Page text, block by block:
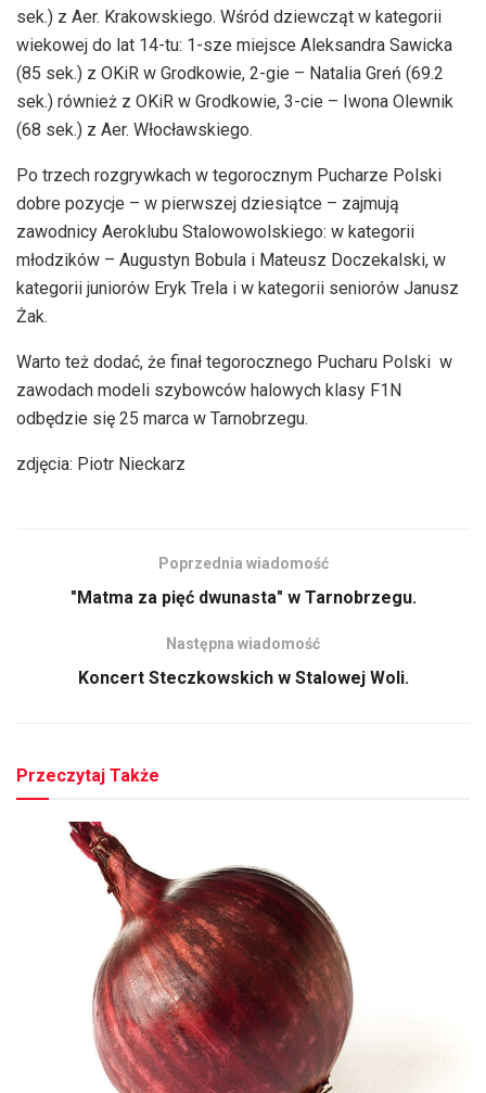
sek.) z Aer. Krakowskiego. Wśród dziewcząt w kategorii
wiekowej do lat 14-tu: 1-sze miejsce Aleksandra Sawicka
(85 sek.) z OKiR w Grodkowie, 2-gie – Natalia Greń (69.2
sek.) również z OKiR w Grodkowie, 3-cie – Iwona Olewnik
(68 sek.) z Aer. Włocławskiego.
Po trzech rozgrywkach w tegorocznym Pucharze Polski
dobre pozycje – w pierwszej dziesiątce – zajmują
zawodnicy Aeroklubu Stalowowolskiego: w kategorii
młodzików – Augustyn Bobula i Mateusz Doczekalski, w
kategorii juniorów Eryk Trela i w kategorii seniorów Janusz
Żak.
Warto też dodać, że finał tegorocznego Pucharu Polski w
zawodach modeli szybowców halowych klasy F1N
odbędzie się 25 marca w Tarnobrzegu.
zdjęcia: Piotr Nieckarz
Poprzednia wiadomość
"Matma za pięć dwunasta" w Tarnobrzegu.
Następna wiadomość
Koncert Steczkowskich w Stalowej Woli.
Przeczytaj Także